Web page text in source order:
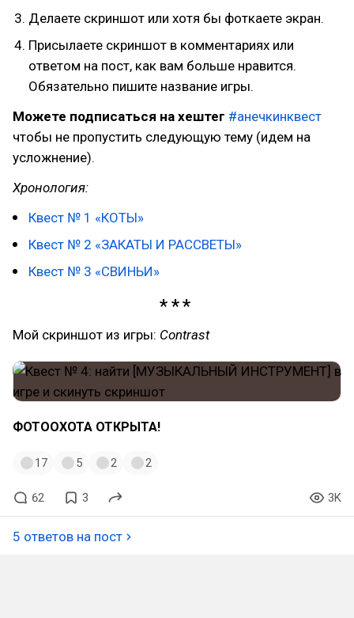
Делаете скриншот или хотя бы фоткаете экран.
Присылаете скриншот в комментариях или
ответом на пост, как вам больше нравится.
Обязательно пишите название игры.
Можете подписаться на хештег #анечкинквест
чтобы не пропустить следующую тему (идем на
усложнение).
Хронология:
Квест № 1 «КОТЫ»
Квест № 2 «ЗАКАТЫ И РАССВЕТЫ»
Квест № 3 «СВИНЬИ»
Мой скриншот из игры: Contrast
ФОТООХОТА ОТКРЫТА!
17 5 2 2
62 3 3K
5 ответов на пост